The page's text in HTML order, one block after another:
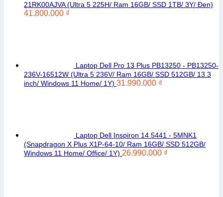
21RK00AJVA (Ultra 5 225H/ Ram 16GB/ SSD 1TB/ 3Y/ Đen)
41.800.000 ₫
Laptop Dell Pro 13 Plus PB13250 - PB13250-
236V-16512W (Ultra 5 236V/ Ram 16GB/ SSD 512GB/ 13.3
inch/ Windows 11 Home/ 1Y) 31.990.000 ₫
Laptop Dell Inspiron 14 5441 - 5MNK1
(Snapdragon X Plus X1P-64-10/ Ram 16GB/ SSD 512GB/
Windows 11 Home/ Office/ 1Y) 26.990.000 ₫